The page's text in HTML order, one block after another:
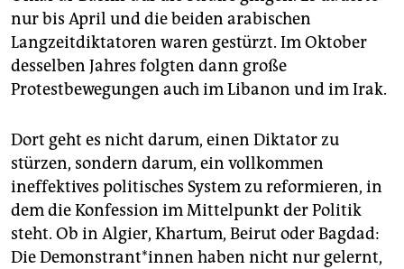
nur bis April und die beiden arabischen
Langzeitdiktatoren waren gestürzt. Im Oktober
desselben Jahres folgten dann große
Protestbewegungen auch im Libanon und im Irak.
Dort geht es nicht darum, einen Diktator zu
stürzen, sondern darum, ein vollkommen
ineffektives politisches System zu reformieren, in
dem die Konfession im Mittelpunkt der Politik
steht. Ob in Algier, Khartum, Beirut oder Bagdad:
Die Demonstrant*innen haben nicht nur gelernt,